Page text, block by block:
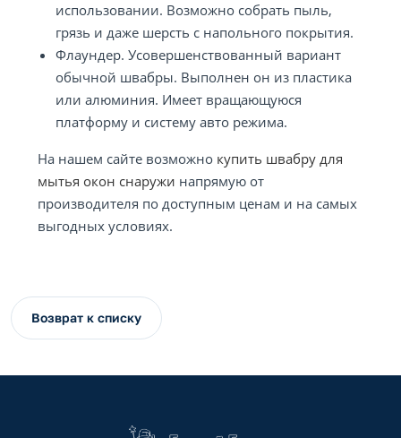
использовании. Возможно собрать пыль,
грязь и даже шерсть с напольного покрытия.
Флаундер. Усовершенствованный вариант
обычной швабры. Выполнен он из пластика
или алюминия. Имеет вращающуюся
платформу и систему авто режима.
На нашем сайте возможно купить швабру для
мытья окон снаружи напрямую от
производителя по доступным ценам и на самых
выгодных условиях.
Возврат к списку